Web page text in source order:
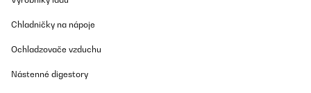
Chladničky na nápoje
Ochladzovače vzduchu
Nástenné digestory